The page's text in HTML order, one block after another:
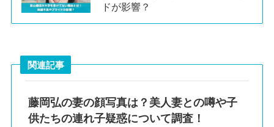
ドが影響？
関連記事
藤岡弘の妻の顔写真は？美人妻との噂や子
供たちの連れ子疑惑について調査！